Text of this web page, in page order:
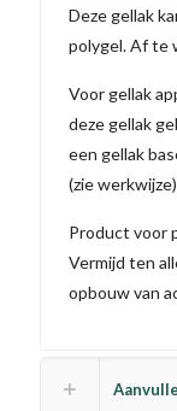
Deze gellak
polygel. Af te
Voor gellak
deze gellak
een gellak
(zie werkwijze)
Product voor
Vermijd ten
opbouw van